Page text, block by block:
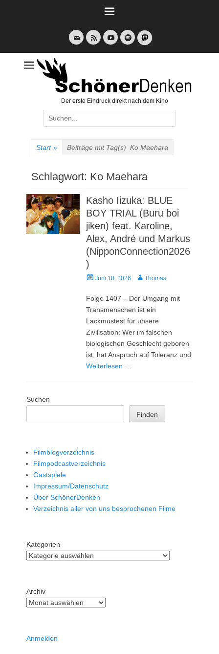
E-
Mail
Feed YouTubeSpotify
Der erste Eindruck direkt nach dem Kino
Suche
nach:
Start » Beiträge mit Tag(s) Ko Maehara
Schlagwort: Ko Maehara
Kasho Iizuka: BLUE
BOY TRIAL (Buru boi
jiken) feat. Karoline,
Alex, André und Markus
(NipponConnection2026
)
Veröffentlicht
Juni 10, 2026 AutorThomas
Folge 1407 – Der Umgang mit
Transmenschen ist ein
Lackmustest für unsere
Zivilisation: Wer im falschen
biologischen Geschlecht geboren
ist, hat Anspruch auf Toleranz und
Weiterlesen …
Suchen
Finden
Filmblogverzeichnis
Filmpodcastverzeichnis
Gastspiele
Impressum/Datenschutz
Über SchönerDenken
Verzeichnis aller von uns besprochenen Filme
Kategorien
Archiv
Anmelden